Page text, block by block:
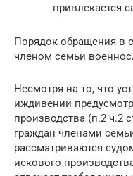
привлекается
Порядок обращения в
членом семьи
Несмотря на то, что
иждивении
производства (п.2 ч.2
граждан членами
рассматриваются
искового